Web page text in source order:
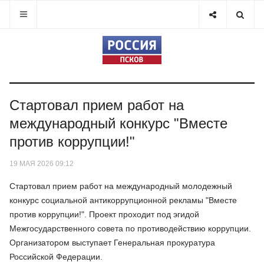
Стартовал прием работ на
международный конкурс "Вместе
против коррупции!"
19 МАЯ 2026 09:12
Стартовал прием работ на международный молодежный
конкурс социальной антикоррупционной рекламы "Вместе
против коррупции!". Проект проходит под эгидой
Межгосударственного совета по противодействию коррупции.
Организатором выступает Генеральная прокуратура
Российской Федерации.